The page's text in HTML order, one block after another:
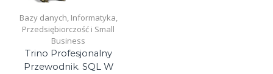
Bazy danych, Informatyka,
Przedsiębiorczość i Small
Business
Trino Profesjonalny
Przewodnik. SQL W